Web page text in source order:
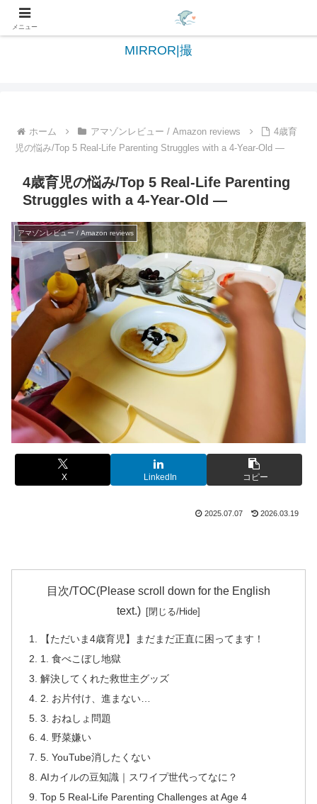
日々を綴る＆写真を切撮る世界へようこそ
MIRROR|撮
ホーム アマゾンレビュー / Amazon reviews
4歳育
児の悩み/Top 5 Real-Life Parenting Struggles with a 4-Year-Old —
4歳育児の悩み/Top 5 Real-Life Parenting
Struggles with a 4-Year-Old —
アマゾンレビュー / Amazon reviews
X LinkedIn コピー
2025.07.07 2026.03.19
目次/TOC(Please scroll down for the English
text.)
【ただいま4歳育児】まだまだ正直に困ってます！
1. 食べこぼし地獄
解決してくれた救世主グッズ
2. お片付け、進まない…
3. おねしょ問題
4. 野菜嫌い
5. YouTube消したくない
AIカイルの豆知識｜スワイプ世代ってなに？
Top 5 Real-Life Parenting Challenges at Age 4
メニュー